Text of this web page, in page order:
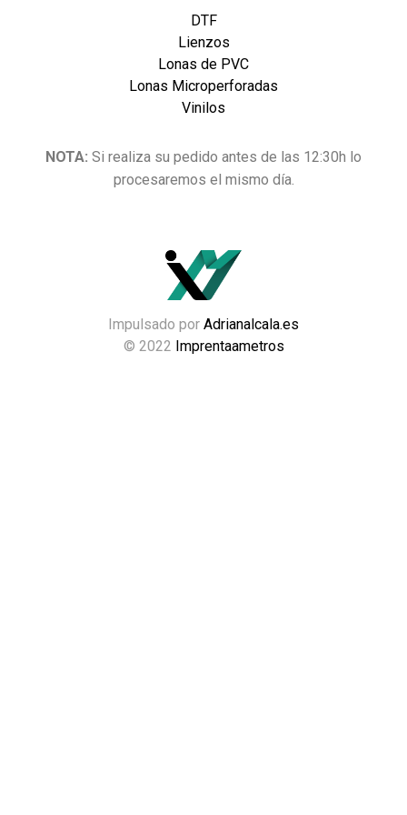
DTF
Lienzos
Lonas de PVC
Lonas Microperforadas
Vinilos
NOTA: Si realiza su pedido antes de las 12:30h lo
procesaremos el mismo día.
© 2022 Imprentaametros
Impulsado por Adrianalcala.es